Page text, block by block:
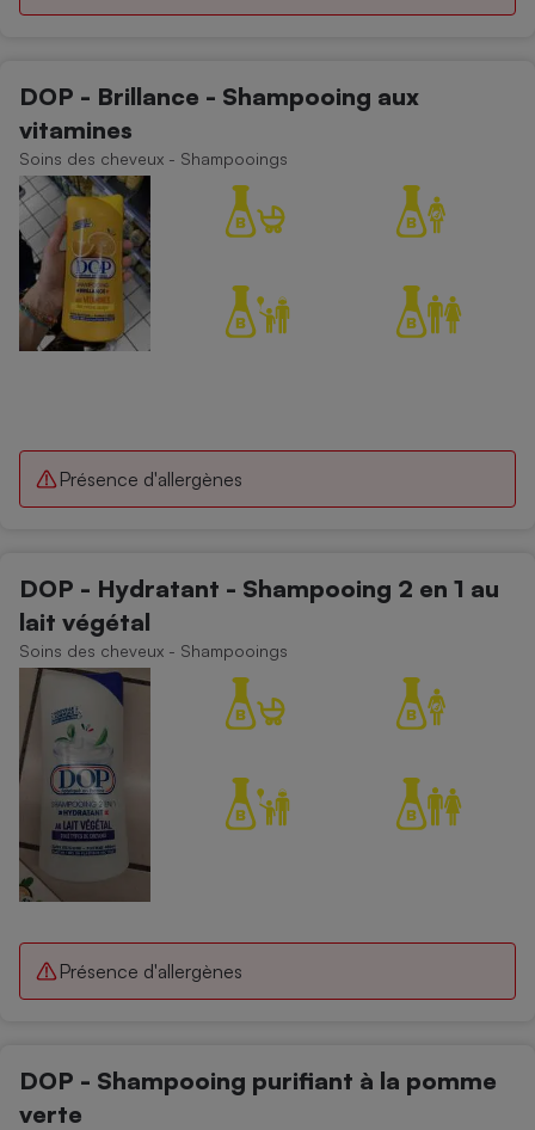
DOP - Brillance - Shampooing aux
vitamines
Soins des cheveux - Shampooings
Présence d'allergènes
DOP - Hydratant - Shampooing 2 en 1 au
lait végétal
Soins des cheveux - Shampooings
Présence d'allergènes
DOP - Shampooing purifiant à la pomme
verte